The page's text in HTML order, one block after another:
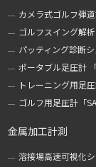
カメラ式ゴルフ弾
ゴルフスイング解析
パッティング診断
ポータブル足圧計
トレーニング用足圧
ゴルフ用足圧計「
金属加工計測
溶接場高速可視化